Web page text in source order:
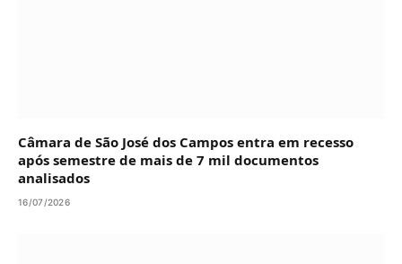
Câmara de São José dos Campos entra em recesso
após semestre de mais de 7 mil documentos
analisados
16/07/2026